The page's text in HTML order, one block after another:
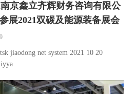
京鑫立齐辉财务咨询有限公
展2021双碳及能源装备展会
jiaodong net system 2021 10 20